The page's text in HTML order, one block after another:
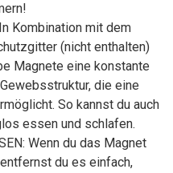
Kombination mit dem
(nicht enthalten)
Magnete eine konstante
die eine
So kannst du auch
essen und schlafen.
Wenn du das Magnet
du es einfach,